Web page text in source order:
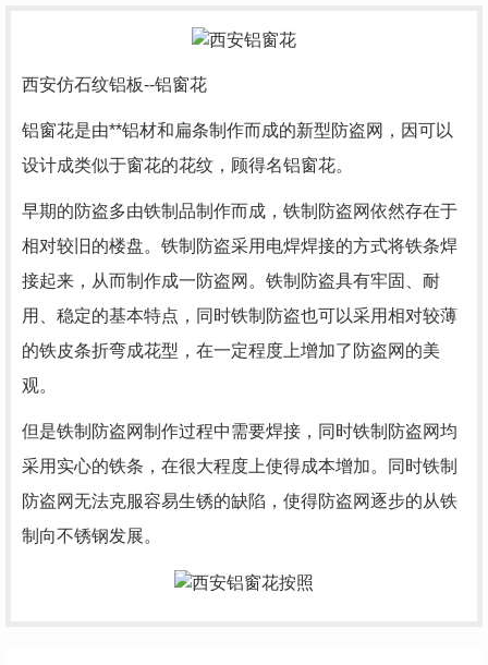
西安仿石纹铝板--铝窗花
铝窗花是由**铝材和扁条制作而成的新型防盗网，因可以
设计成类似于窗花的花纹，顾得名铝窗花。
早期的防盗多由铁制品制作而成，铁制防盗网依然存在于
相对较旧的楼盘。铁制防盗采用电焊焊接的方式将铁条焊
接起来，从而制作成一防盗网。铁制防盗具有牢固、耐
用、稳定的基本特点，同时铁制防盗也可以采用相对较薄
的铁皮条折弯成花型，在一定程度上增加了防盗网的美
观。
但是铁制防盗网制作过程中需要焊接，同时铁制防盗网均
采用实心的铁条，在很大程度上使得成本增加。同时铁制
防盗网无法克服容易生锈的缺陷，使得防盗网逐步的从铁
制向不锈钢发展。